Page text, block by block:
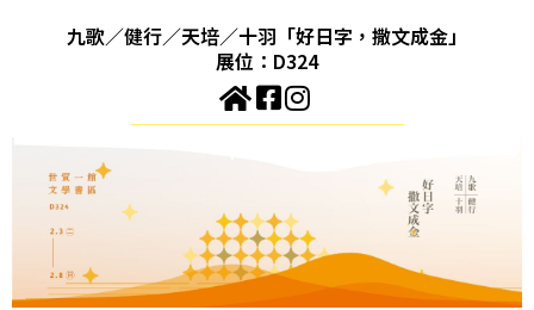
九歌／健行／天培／十羽「好日字，撒文成金」
展位：D324